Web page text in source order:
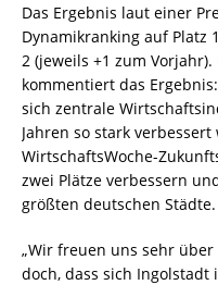
Das Ergebnis laut einer
Dynamikranking auf Platz
2 (jeweils +1 zum
kommentiert das
sich zentrale
Jahren so stark
WirtschaftsWoche-
zwei Plätze verbessern
größten deutschen Städte.
„Wir freuen uns sehr über
doch, dass sich